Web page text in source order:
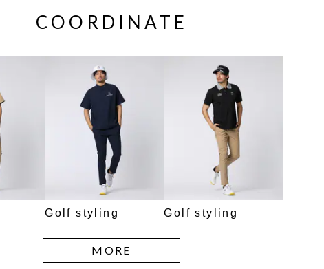
COORDINATE
Golf styling Golf styling
MORE